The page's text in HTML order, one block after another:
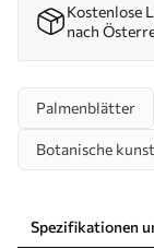
Kostenlose
nach
Palmenblätter
Botanische kunst
Spezifikationen